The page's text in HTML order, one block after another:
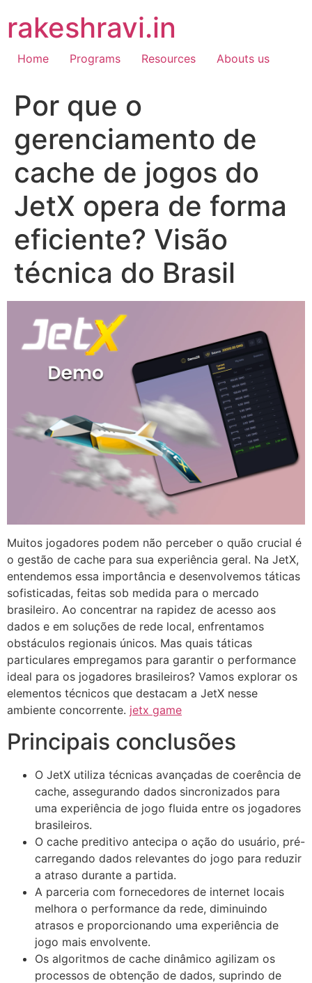
to
content
rakeshravi.in
Home Programs Resources Abouts us
Por que o
gerenciamento de
cache de jogos do
JetX opera de forma
eficiente? Visão
técnica do Brasil
Muitos jogadores podem não perceber o quão crucial é
o gestão de cache para sua experiência geral. Na JetX,
entendemos essa importância e desenvolvemos táticas
sofisticadas, feitas sob medida para o mercado
brasileiro. Ao concentrar na rapidez de acesso aos
dados e em soluções de rede local, enfrentamos
obstáculos regionais únicos. Mas quais táticas
particulares empregamos para garantir o performance
ideal para os jogadores brasileiros? Vamos explorar os
elementos técnicos que destacam a JetX nesse
ambiente concorrente. jetx game
Principais conclusões
O JetX utiliza técnicas avançadas de coerência de
cache, assegurando dados sincronizados para
uma experiência de jogo fluida entre os jogadores
brasileiros.
O cache preditivo antecipa o ação do usuário, pré-
carregando dados relevantes do jogo para reduzir
a atraso durante a partida.
A parceria com fornecedores de internet locais
melhora o performance da rede, diminuindo
atrasos e proporcionando uma experiência de
jogo mais envolvente.
Os algoritmos de cache dinâmico agilizam os
processos de obtenção de dados, suprindo de